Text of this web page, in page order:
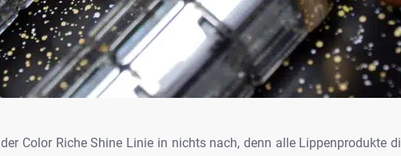
der Color Riche Shine Linie in nichts nach, denn alle Lippenprodukte